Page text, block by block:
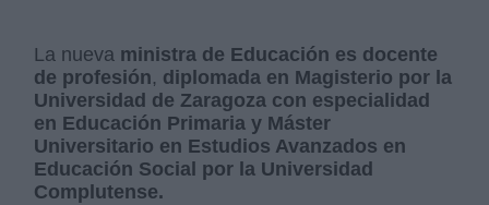
La nueva ministra de Educación es docente
de profesión, diplomada en Magisterio por la
Universidad de Zaragoza con especialidad
en Educación Primaria y Máster
Universitario en Estudios Avanzados en
Educación Social por la Universidad
Complutense.